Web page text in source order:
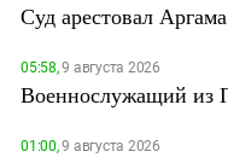
Суд арестовал
05:58,9 августа 2026
Военнослужащий из
01:00,9 августа 2026